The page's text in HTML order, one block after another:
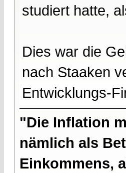
studiert hatte,
Dies war die
nach Staaken
Entwicklungs-
"Die Inflation
nämlich als
Einkommens,